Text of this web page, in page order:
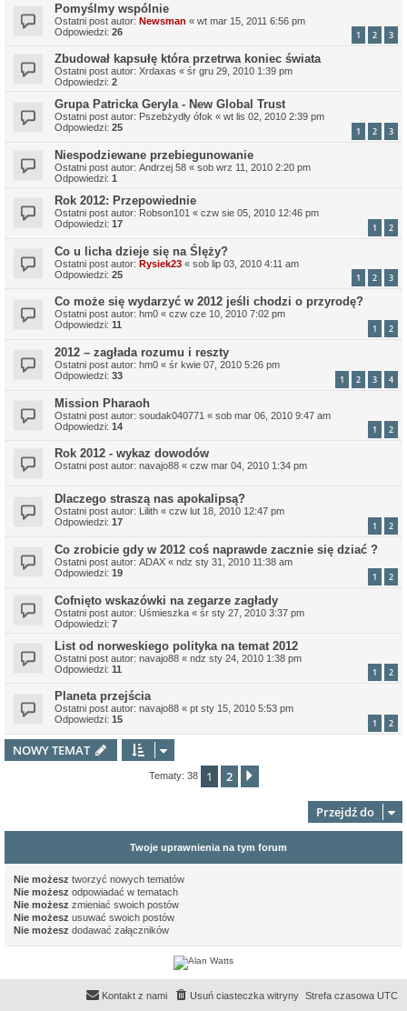
Pomyślmy wspólnie
Ostatni post autor: Newsman « wt mar 15, 2011 6:56 pm
Odpowiedzi: 26 1 2 3
Zbudował kapsułę która przetrwa koniec świata
Ostatni post autor: Xrdaxas « śr gru 29, 2010 1:39 pm
Odpowiedzi: 2
Grupa Patricka Geryla - New Global Trust
Ostatni post autor: Pszebżydły ófok « wt lis 02, 2010 2:39 pm
Odpowiedzi: 25 1 2 3
Niespodziewane przebiegunowanie
Ostatni post autor: Andrzej 58 « sob wrz 11, 2010 2:20 pm
Odpowiedzi: 1
Rok 2012: Przepowiednie
Ostatni post autor: Robson101 « czw sie 05, 2010 12:46 pm
Odpowiedzi: 17 1 2
Co u licha dzieje się na Ślęży?
Ostatni post autor: Rysiek23 « sob lip 03, 2010 4:11 am
Odpowiedzi: 25 1 2 3
Co może się wydarzyć w 2012 jeśli chodzi o przyrodę?
Ostatni post autor: hm0 « czw cze 10, 2010 7:02 pm
Odpowiedzi: 11 1 2
2012 – zagłada rozumu i reszty
Ostatni post autor: hm0 « śr kwie 07, 2010 5:26 pm
Odpowiedzi: 33 1 2 3 4
Mission Pharaoh
Ostatni post autor: soudak040771 « sob mar 06, 2010 9:47 am
Odpowiedzi: 14 1 2
Rok 2012 - wykaz dowodów
Ostatni post autor: navajo88 « czw mar 04, 2010 1:34 pm
Dlaczego straszą nas apokalipsą?
Ostatni post autor: Lilith « czw lut 18, 2010 12:47 pm
Odpowiedzi: 17 1 2
Co zrobicie gdy w 2012 coś naprawde zacznie się dziać ?
Ostatni post autor: ADAX « ndz sty 31, 2010 11:38 am
Odpowiedzi: 19 1 2
Cofnięto wskazówki na zegarze zagłady
Ostatni post autor: Uśmieszka « śr sty 27, 2010 3:37 pm
Odpowiedzi: 7
List od norweskiego polityka na temat 2012
Ostatni post autor: navajo88 « ndz sty 24, 2010 1:38 pm
Odpowiedzi: 11 1 2
Planeta przejścia
Ostatni post autor: navajo88 « pt sty 15, 2010 5:53 pm
Odpowiedzi: 15 1 2
NOWY TEMAT
Tematy: 38 1 2
Przejdź do
Twoje uprawnienia na tym forum
Nie możesz tworzyć nowych tematów
Nie możesz odpowiadać w tematach
Nie możesz zmieniać swoich postów
Nie możesz usuwać swoich postów
Nie możesz dodawać załączników
Strefa czasowa UTC
Usuń ciasteczka witryny
Kontakt z nami